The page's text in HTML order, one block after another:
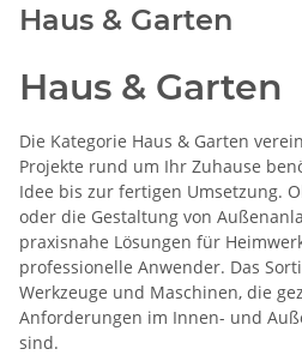
Haus & Garten
Haus & Garten
Die Kategorie Haus & Garten
Projekte rund um Ihr Zuhause
Idee bis zur fertigen Umsetzung.
oder die Gestaltung von
praxisnahe Lösungen für
professionelle Anwender. Das
Werkzeuge und Maschinen, die
Anforderungen im Innen- und
sind.